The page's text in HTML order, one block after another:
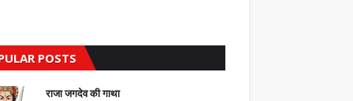
POSTS
राजा जगदेव की गाथा